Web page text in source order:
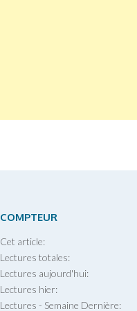
COMPTEUR
Cet article:
Lectures totales:
Lectures aujourd'hui:
Lectures hier:
Lectures - Semaine Dernière: